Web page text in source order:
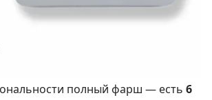
полный фарш — есть 6